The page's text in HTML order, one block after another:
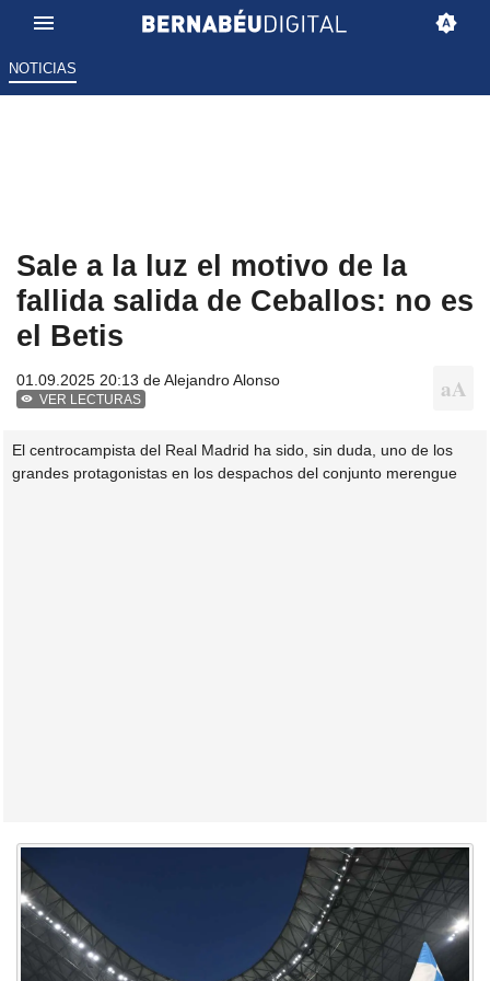
NOTICIAS
Sale a la luz el motivo de la
fallida salida de Ceballos: no es
el Betis
01.09.2025 20:13 deAlejandro Alonso
VER LECTURAS
El centrocampista del Real Madrid ha sido, sin duda, uno de los
grandes protagonistas en los despachos del conjunto merengue